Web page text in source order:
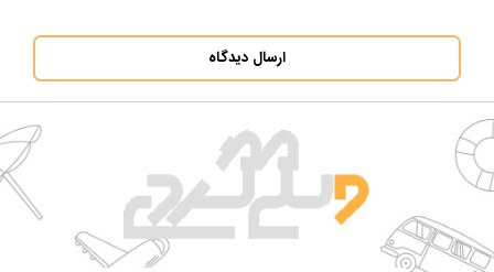
ارسال دیدگاه